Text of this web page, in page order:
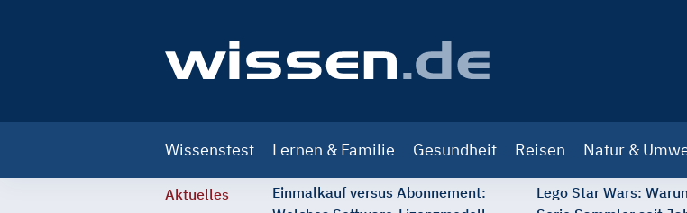
navigation
Wissenstest Lernen & Familie Gesundheit Reisen Natur &
Aktuelles
Einmalkauf versus Abonnement:
Lego Star Wars: